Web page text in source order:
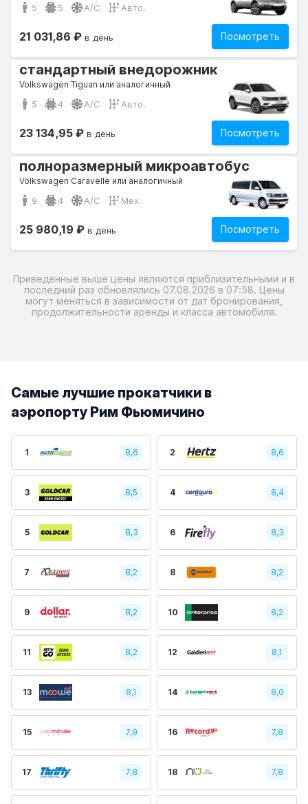
5 5 A/C Авто.
Посмотреть
21 031,86 ₽ в день
стандартный внедорожник
Volkswagen Tiguan или аналогичный
5 4 A/C Авто.
Посмотреть
23 134,95 ₽ в день
полноразмерный микроавтобус
Volkswagen Caravelle или аналогичный
9 4 A/C Мех.
Посмотреть
25 980,19 ₽ в день
Приведенные выше цены являются приблизительными и в
последний раз обновлялись 07.08.2026 в 07:58. Цены
могут меняться в зависимости от дат бронирования,
продолжительности аренды и класса автомобиля.
Самые лучшие прокатчики в
аэропорту Рим Фьюмичино
1 8,6 2 8,6
3 8,5 4 8,4
5 8,3 6 8,3
7 8,2 8 8,2
9 8,2 10 8,2
11 8,2 12 8,1
13 8,1 14 8,0
15 7,9 16 7,8
17 7,8 18 7,8